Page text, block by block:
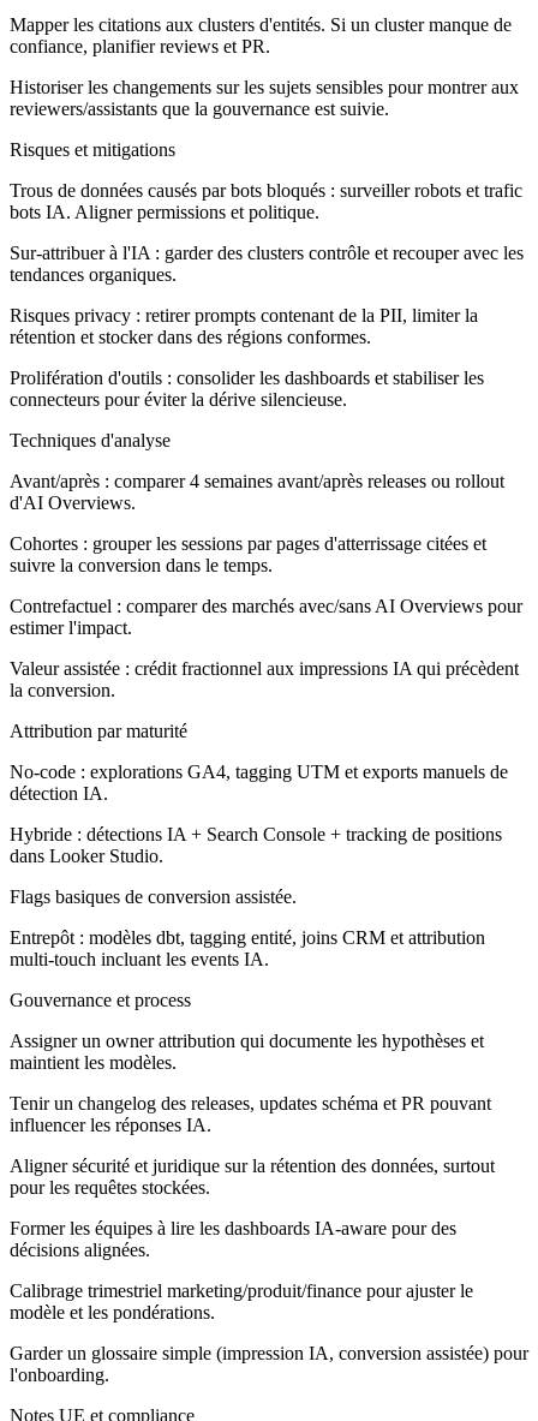
Mapper les citations aux clusters d'entités. Si un cluster manque de
confiance, planifier reviews et PR.
Historiser les changements sur les sujets sensibles pour montrer aux
reviewers/assistants que la gouvernance est suivie.
Risques et mitigations
Trous de données causés par bots bloqués : surveiller robots et trafic
bots IA. Aligner permissions et politique.
Sur-attribuer à l'IA : garder des clusters contrôle et recouper avec les
tendances organiques.
Risques privacy : retirer prompts contenant de la PII, limiter la
rétention et stocker dans des régions conformes.
Prolifération d'outils : consolider les dashboards et stabiliser les
connecteurs pour éviter la dérive silencieuse.
Techniques d'analyse
Avant/après : comparer 4 semaines avant/après releases ou rollout
d'AI Overviews.
Cohortes : grouper les sessions par pages d'atterrissage citées et
suivre la conversion dans le temps.
Contrefactuel : comparer des marchés avec/sans AI Overviews pour
estimer l'impact.
Valeur assistée : crédit fractionnel aux impressions IA qui précèdent
la conversion.
Attribution par maturité
No-code : explorations GA4, tagging UTM et exports manuels de
détection IA.
Hybride : détections IA + Search Console + tracking de positions
dans Looker Studio.
Flags basiques de conversion assistée.
Entrepôt : modèles dbt, tagging entité, joins CRM et attribution
multi-touch incluant les events IA.
Gouvernance et process
Assigner un owner attribution qui documente les hypothèses et
maintient les modèles.
Tenir un changelog des releases, updates schéma et PR pouvant
influencer les réponses IA.
Aligner sécurité et juridique sur la rétention des données, surtout
pour les requêtes stockées.
Former les équipes à lire les dashboards IA-aware pour des
décisions alignées.
Calibrage trimestriel marketing/produit/finance pour ajuster le
modèle et les pondérations.
Garder un glossaire simple (impression IA, conversion assistée) pour
l'onboarding.
Notes UE et compliance